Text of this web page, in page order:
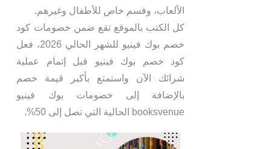
الألعاب، وقسم خاص للأطفال وغيرهم.
كل الكتب بالموقع تقع ضمن خصومات كود
خصم بوك فينيو للشهر الحالي 2026، فعل
كود خصم بوك فينيو قبل إتمام عملية
شرائك الآن واستمتع بأكبر قيمة خصم
بالإضافة إلى خصومات بوك فينيو
booksvenue الحالية التي تصل إلى 50%.